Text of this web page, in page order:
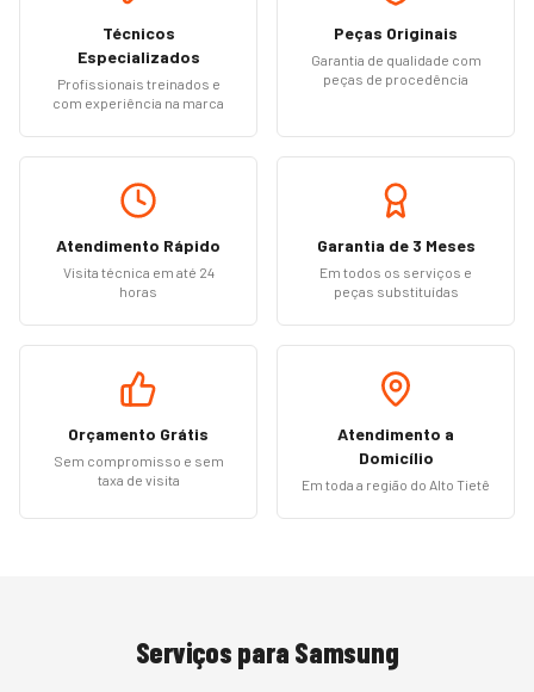
Técnicos
Especializados
Profissionais treinados e
com experiência na marca
Peças Originais
Garantia de qualidade com
peças de procedência
Atendimento Rápido
Visita técnica em até 24
horas
Garantia de 3 Meses
Em todos os serviços e
peças substituídas
Orçamento Grátis
Sem compromisso e sem
taxa de visita
Atendimento a
Domicílio
Em toda a região do Alto Tietê
Serviços para Samsung